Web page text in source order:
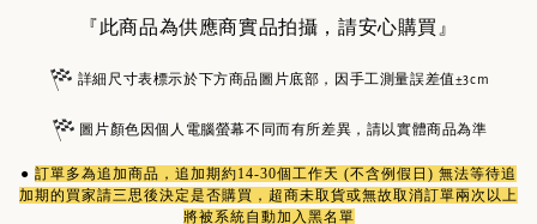
『此商品為供應商實品拍攝，請安心購買』
詳細尺寸表標示於下方商品圖片底部，因手工測量誤差值±3cm
圖片顏色因個人電腦螢幕不同而有所差異，請以實體商品為準
● 訂單多為追加商品 ，追加期約14-30個工作天 (不含例假日) 無法等待追
加期的買家請三思後決定是否購買，超商未取貨或無故取消訂單兩次以上
將被系統自動加入黑名單